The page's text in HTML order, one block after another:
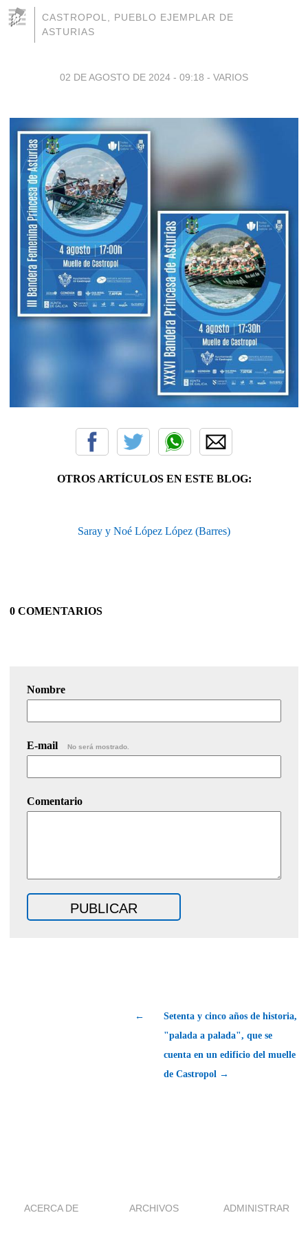
CASTROPOL, PUEBLO EJEMPLAR DE
ASTURIAS
02 DE AGOSTO DE 2024 - 09:18 - VARIOS
OTROS ARTÍCULOS EN ESTE BLOG:
Saray y Noé López López (Barres)
0 COMENTARIOS
Nombre
E-mail No será mostrado.
Comentario
←
Setenta y cinco años de historia,
"palada a palada", que se
cuenta en un edificio del muelle
de Castropol →
ACERCA DE ARCHIVOS ADMINISTRAR